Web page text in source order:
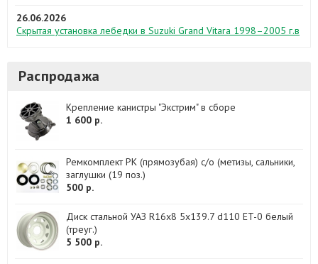
26.06.2026
Скрытая установка лебедки в Suzuki Grand Vitara 1998–2005 г.в
Распродажа
Крепление канистры "Экстрим" в сборе
1 600 р.
Ремкомплект РК (прямозубая) с/о (метизы, сальники,
заглушки (19 поз.)
500 р.
Диск стальной УАЗ R16x8 5x139.7 d110 ET-0 белый
(треуг.)
5 500 р.